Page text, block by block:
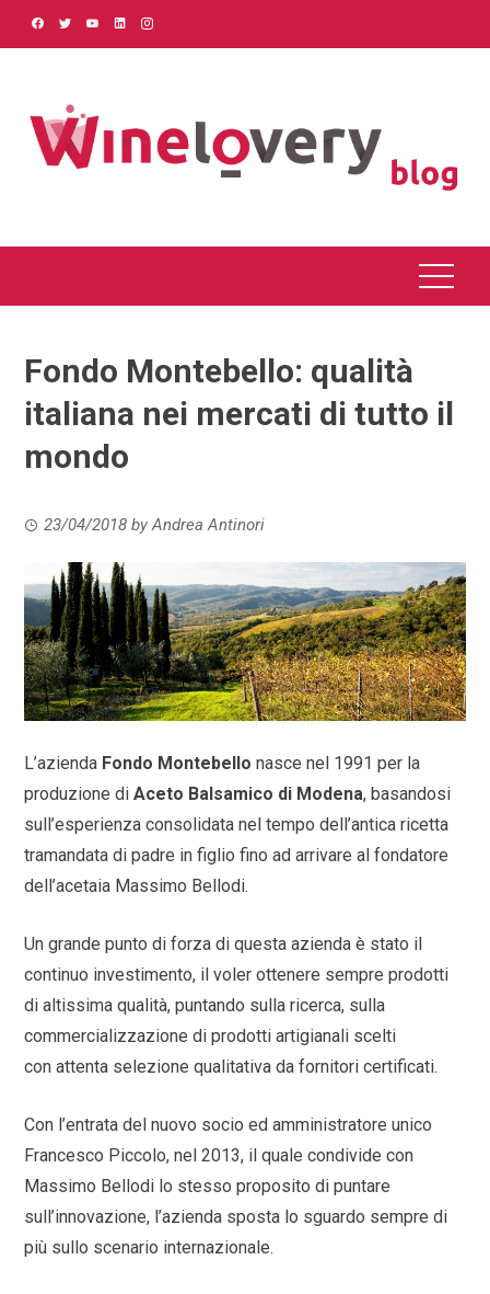
Fondo Montebello: qualità
italiana nei mercati di tutto il
mondo
23/04/2018 byAndrea Antinori
L’azienda Fondo Montebello nasce nel 1991 per la
produzione diAceto Balsamico di Modena, basandosi
sull’esperienza consolidata nel tempo dell’antica ricetta
tramandata di padre in figlio fino ad arrivare al fondatore
dell’acetaia Massimo Bellodi.
Un grande punto di forza di questa azienda è stato il
continuo investimento, il voler ottenere sempre prodotti
di altissima qualità, puntando sulla ricerca, sulla
commercializzazione di prodotti artigianali scelti
con attenta selezione qualitativa da fornitori certificati.
Con l’entrata del nuovo socio ed amministratore unico
Francesco Piccolo, nel 2013, il quale condivide con
Massimo Bellodi lo stesso proposito di puntare
sull’innovazione, l’azienda sposta lo sguardo sempre di
più sullo scenario internazionale.